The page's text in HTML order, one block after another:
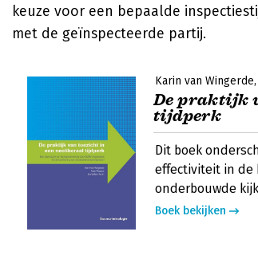
keuze voor een bepaalde
met de geïnspecteerde partij.
Karin van Wingerde
De praktijk
tijdperk
Dit boek
effectiviteit in de
onderbouwde
Boek bekijken